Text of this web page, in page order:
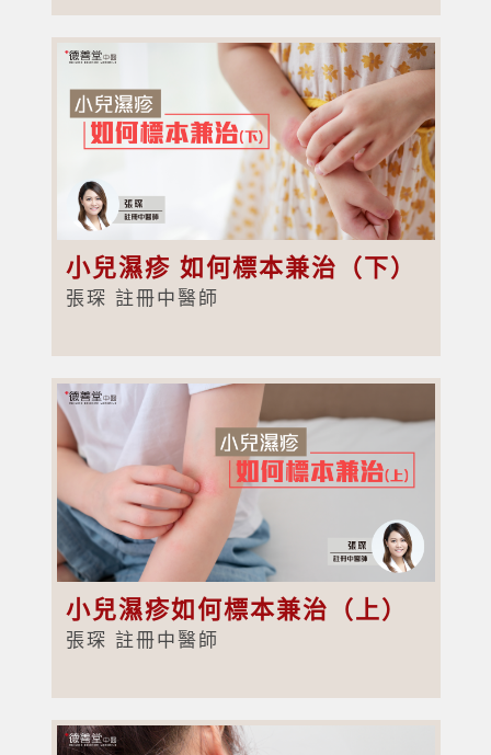
小兒濕疹 如何標本兼治（下）
張琛 註冊中醫師
小兒濕疹如何標本兼治（上）
張琛 註冊中醫師